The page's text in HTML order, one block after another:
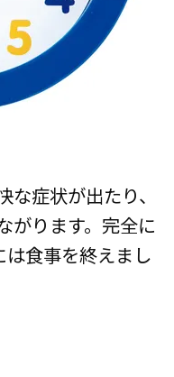
症状が出たり、
がります。完全に
食事を終えまし